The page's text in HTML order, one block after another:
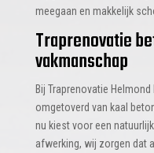
meegaan en makkelijk
Traprenovatie
vakmanschap
Bij Traprenovatie
omgetoverd van kaal
nu kiest voor een
afwerking, wij zorgen dat